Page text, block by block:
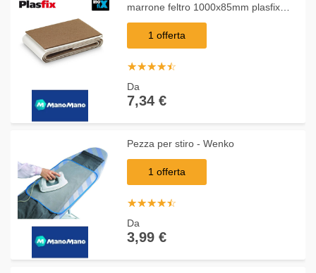
marrone feltro 1000x85mm plasfix
inofix
1 offerta
☆☆☆☆☆
★★★★★
Da
7,34 €
Pezza per stiro - Wenko
1 offerta
☆☆☆☆☆
★★★★★
Da
3,99 €